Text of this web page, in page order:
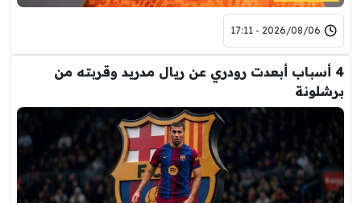
2026/08/06 - 17:11
4 أسباب أبعدت رودري عن ريال مدريد وقربته من
برشلونة